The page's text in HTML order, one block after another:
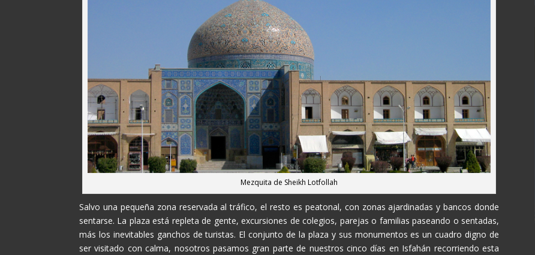
Mezquita de Sheikh Lotfollah
Salvo una pequeña zona reservada al tráfico, el resto es peatonal, con zonas ajardinadas y bancos donde
sentarse. La plaza está repleta de gente, excursiones de colegios, parejas o familias paseando o sentadas,
más los inevitables ganchos de turistas. El conjunto de la plaza y sus monumentos es un cuadro digno de
ser visitado con calma, nosotros pasamos gran parte de nuestros cinco días en Isfahán recorriendo esta